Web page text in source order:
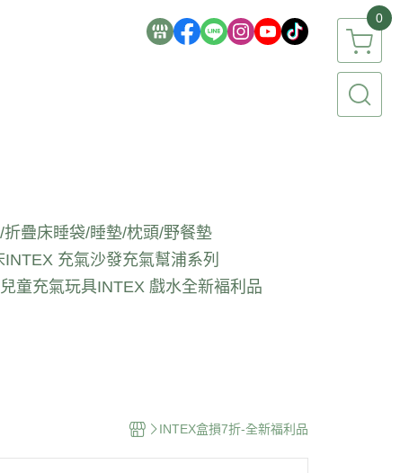
0
折疊床睡袋/睡墊/枕頭/野餐墊
INTEX 充氣沙發充氣幫浦系列
童充氣玩具INTEX 戲水全新褔利品
INTEX盒損7折-全新福利品